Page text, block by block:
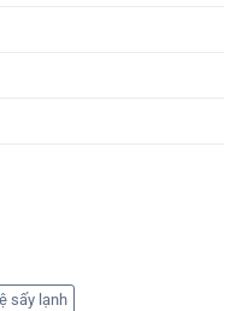
sấy lạnh